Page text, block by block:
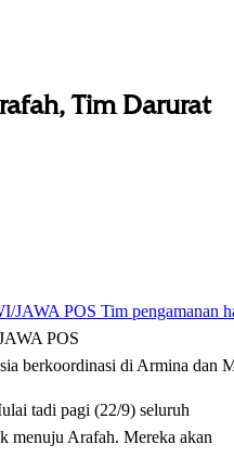
Tim Darurat
POS
berkoordinasi di Armina dan
tadi pagi (22/9) seluruh
menuju Arafah. Mereka akan